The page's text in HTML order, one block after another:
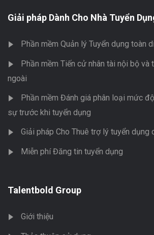
Giải pháp Dành Cho Nhà Tuyển
Phần mềm Quản lý Tuyển dụng toàn
Phần mềm Tiến cử nhân tài nội bộ và
ngoài
Phần mềm Đánh giá phân loại mức
sự trước khi tuyển dụng
Giải pháp Cho Thuê trợ lý tuyển dụng
Miễn phí Đăng tin tuyển dụng
Talentbold Group
Giới thiệu